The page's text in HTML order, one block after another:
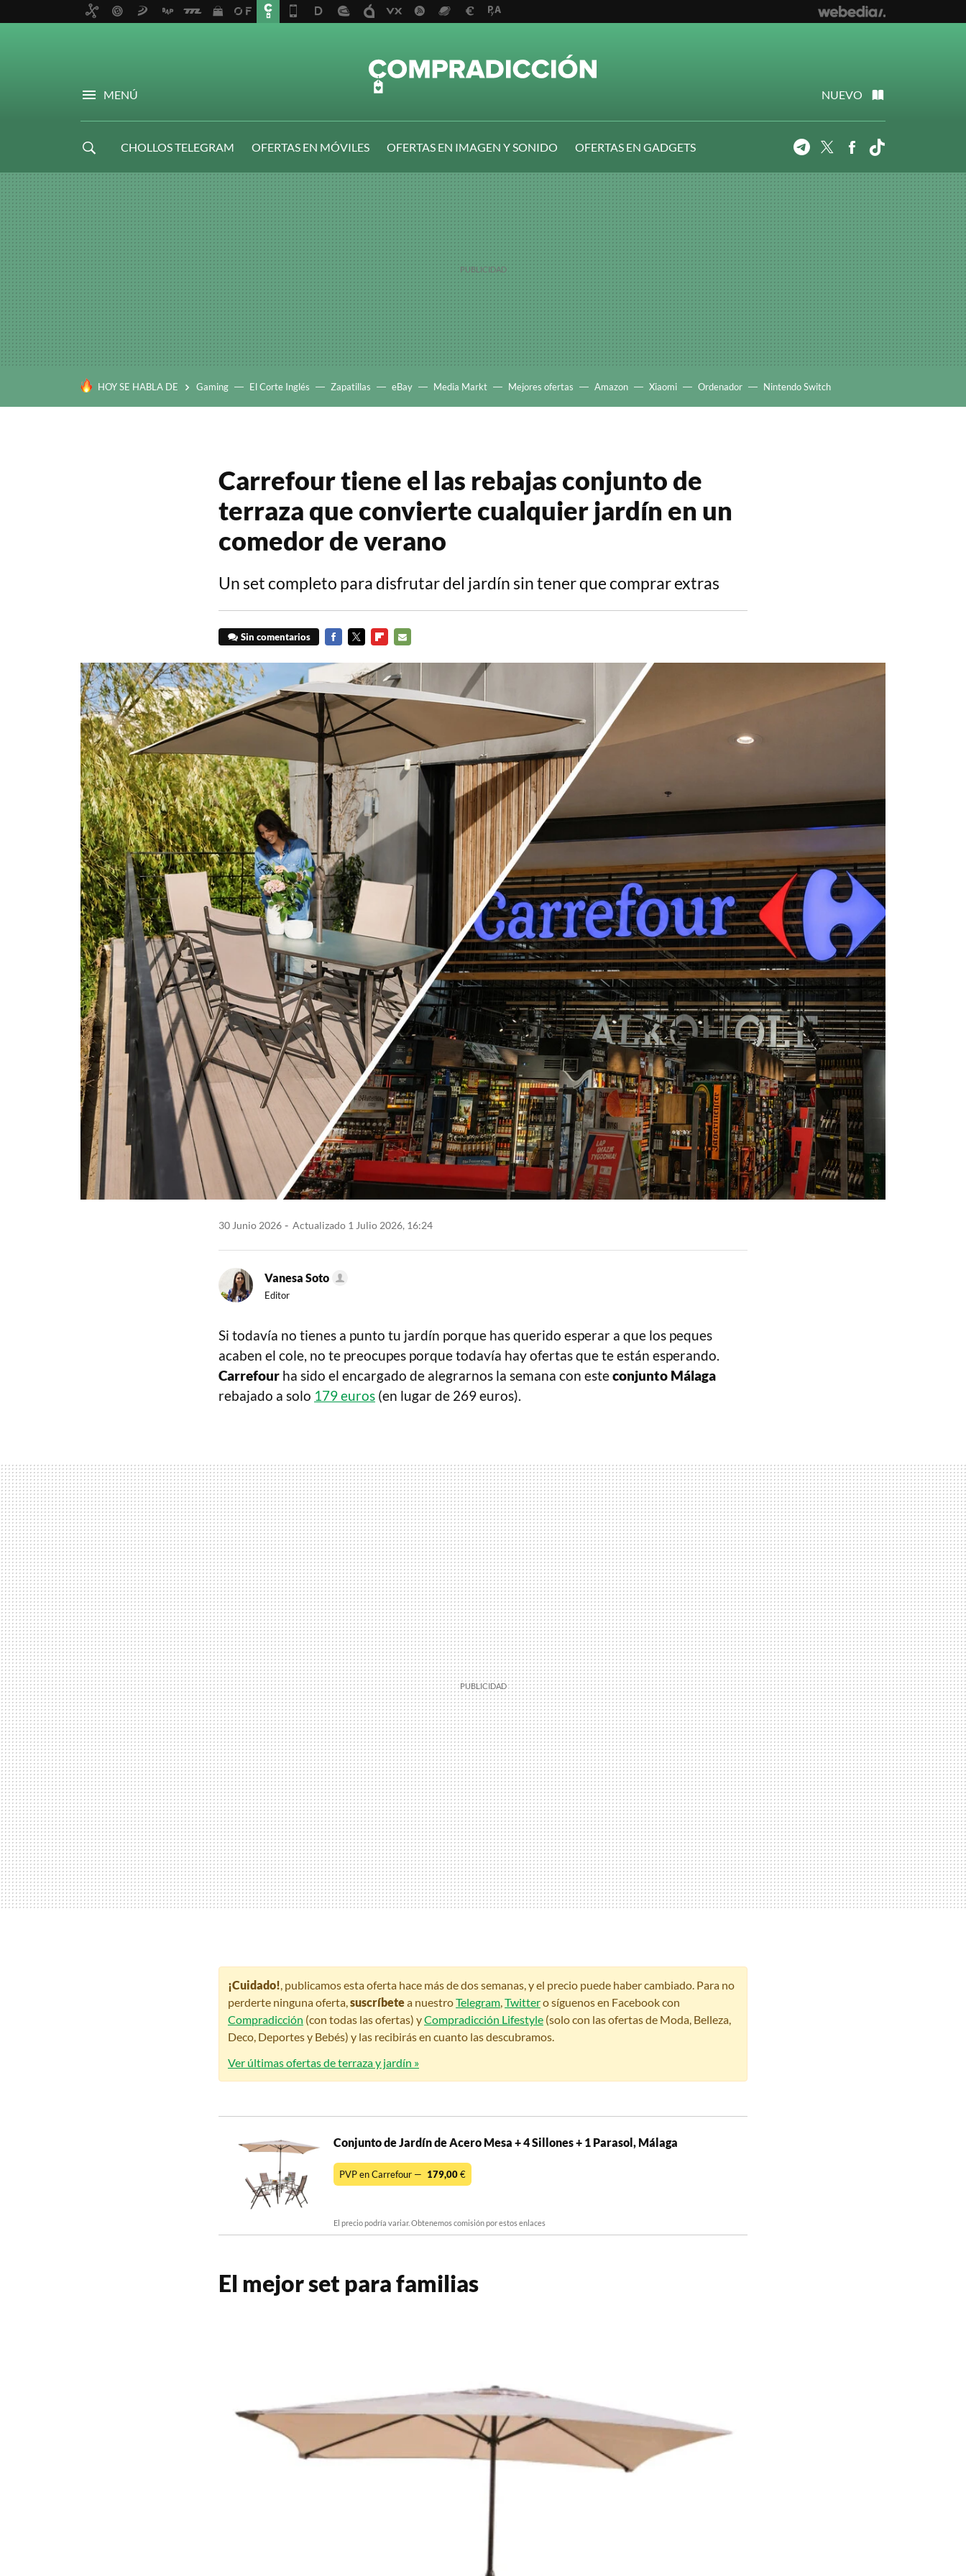
MENÚ NUEVO
CHOLLOS TELEGRAM OFERTAS EN MÓVILES OFERTAS EN IMAGEN Y SONIDO
OFERTAS EN GADGETS
TelegramTwitterFacebook
HOY SE HABLA DE Gaming El Corte Inglés Zapatillas eBay Media Markt Mejores ofertas Amazon Xiaomi Ordenador Nintendo Switch
Carrefour tiene el las rebajas conjunto de
terraza que convierte cualquier jardín en un
comedor de verano
Un set completo para disfrutar del jardín sin tener que comprar extras
Sin comentarios
MAIL
30 Junio 2026 Actualizado 1 Julio 2026, 16:24
Vanesa Soto
Editor
Si todavía no tienes a punto tu jardín porque has querido esperar a que los peques
acaben el cole, no te preocupes porque todavía hay ofertas que te están esperando.
Carrefour ha sido el encargado de alegrarnos la semana con esteconjunto Málaga
rebajado a solo 179 euros (en lugar de 269 euros).
¡Cuidado! , publicamos esta oferta hace más de dos semanas, y el precio puede haber cambiado. Para no
perderte ninguna oferta, suscríbetea nuestroTelegram Twittero síguenos en Facebook con
Compradicción (con todas las ofertas) yCompradicción Lifestyle (solo con las ofertas de Moda, Belleza,
Deco, Deportes y Bebés) y las recibirás en cuanto las descubramos.
Ver últimas ofertas de terraza y jardín »
Conjunto de Jardín de Acero Mesa + 4 Sillones + 1 Parasol, Málaga
PVP en Carrefour — 179,00€
El precio podría variar. Obtenemos comisión por estos enlaces
El mejor set para familias